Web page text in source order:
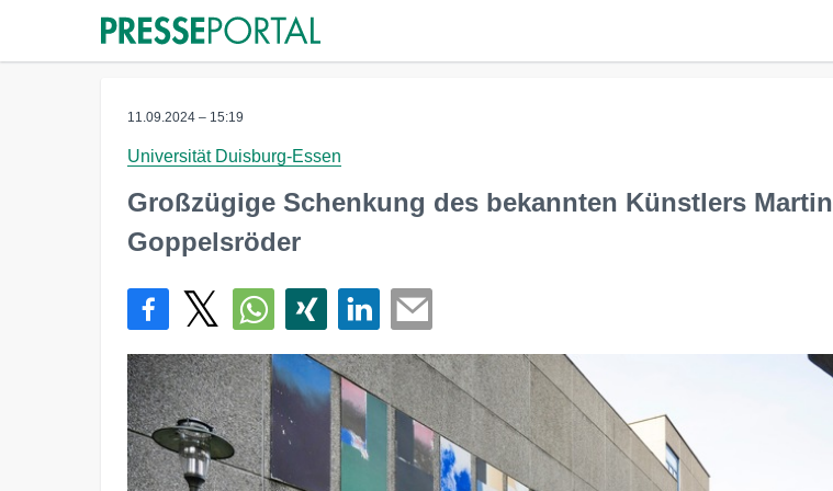
11.09.2024 – 15:19
Universität Duisburg-Essen
Großzügige Schenkung des bekannten Künstlers Martin
Goppelsröder